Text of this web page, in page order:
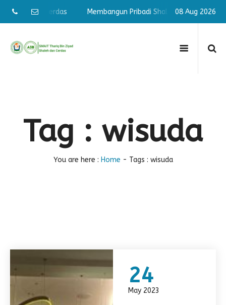
& Cerdas Membangun Pribadi Shaleh & Cerdas
08 Aug 2026
Tag : wisuda
You are here : Home - Tags : wisuda
24
May 2023